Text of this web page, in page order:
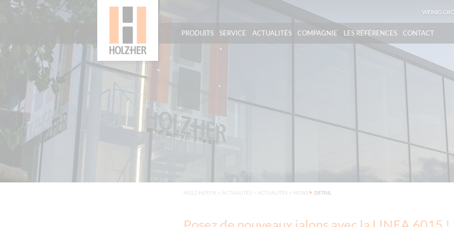
WEINIG
PRODUITS SERVICE ACTUALITÉS COMPAGNIE LES RÉFÉRENCES CONTACT
HOLZ-HER FR > ACTUALITÉS > ACTUALITÉS > NEWS DETAIL